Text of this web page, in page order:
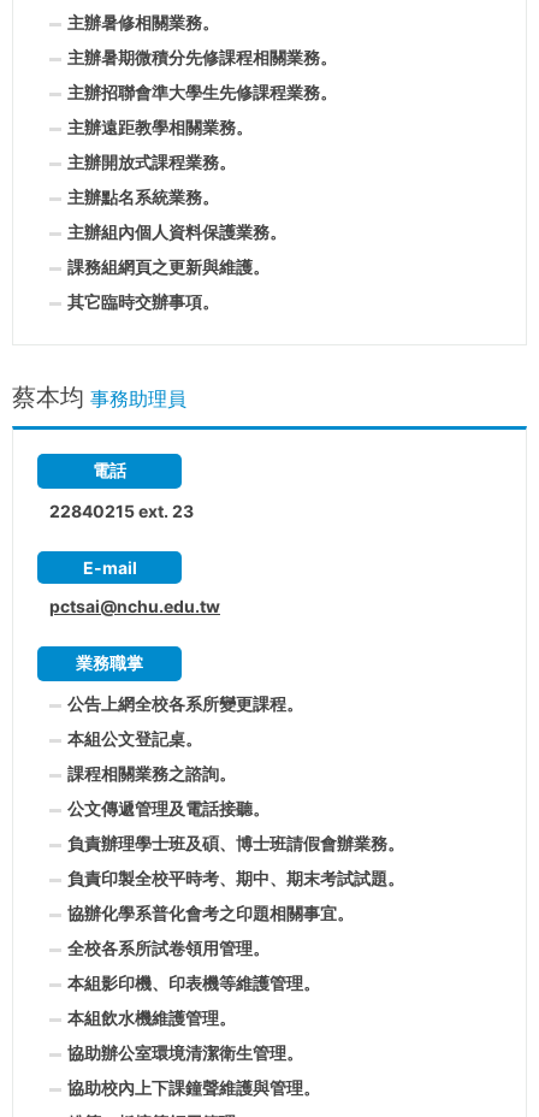
主辦暑修相關業務。
主辦暑期微積分先修課程相關業務。
主辦招聯會準大學生先修課程業務。
主辦遠距教學相關業務。
主辦開放式課程業務。
主辦點名系統業務。
主辦組內個人資料保護業務。
課務組網頁之更新與維護。
其它臨時交辦事項。
蔡本均 事務助理員
電話
22840215 ext. 23
E-mail
pctsai@nchu.edu.tw
業務職掌
公告上網全校各系所變更課程。
本組公文登記桌。
課程相關業務之諮詢。
公文傳遞管理及電話接聽。
負責辦理學士班及碩、博士班請假會辦業務。
負責印製全校平時考、期中、期末考試試題。
協辦化學系普化會考之印題相關事宜。
全校各系所試卷領用管理。
本組影印機、印表機等維護管理。
本組飲水機維護管理。
協助辦公室環境清潔衛生管理。
協助校內上下課鐘聲維護與管理。